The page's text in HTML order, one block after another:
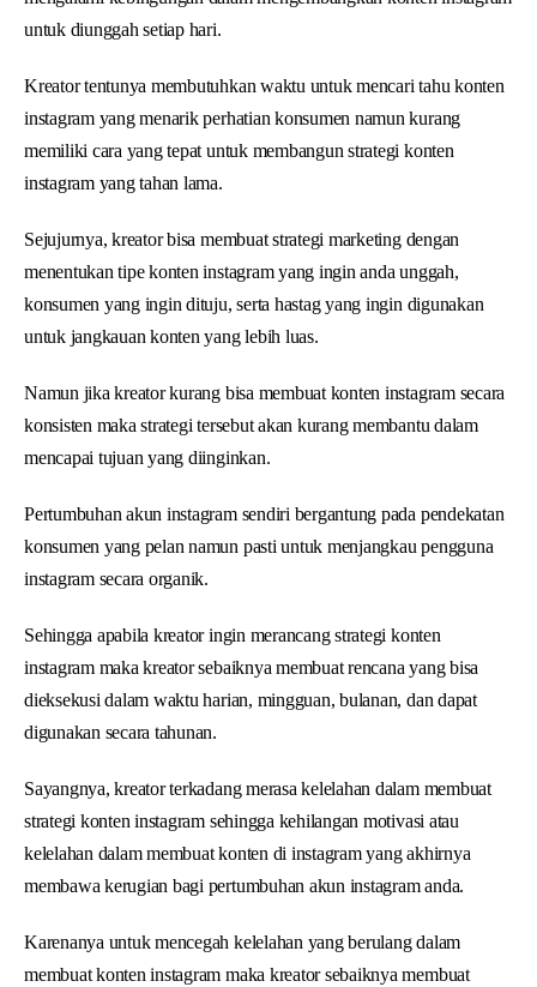
untuk diunggah setiap hari.
Kreator tentunya membutuhkan waktu untuk mencari tahu konten
instagram yang menarik perhatian konsumen namun kurang
memiliki cara yang tepat untuk membangun strategi konten
instagram yang tahan lama.
Sejujurnya, kreator bisa membuat strategi marketing dengan
menentukan tipe konten instagram yang ingin anda unggah,
konsumen yang ingin dituju, serta hastag yang ingin digunakan
untuk jangkauan konten yang lebih luas.
Namun jika kreator kurang bisa membuat konten instagram secara
konsisten maka strategi tersebut akan kurang membantu dalam
mencapai tujuan yang diinginkan.
Pertumbuhan akun instagram sendiri bergantung pada pendekatan
konsumen yang pelan namun pasti untuk menjangkau pengguna
instagram secara organik.
Sehingga apabila kreator ingin merancang strategi konten
instagram maka kreator sebaiknya membuat rencana yang bisa
dieksekusi dalam waktu harian, mingguan, bulanan, dan dapat
digunakan secara tahunan.
Sayangnya, kreator terkadang merasa kelelahan dalam membuat
strategi konten instagram sehingga kehilangan motivasi atau
kelelahan dalam membuat konten di instagram yang akhirnya
membawa kerugian bagi pertumbuhan akun instagram anda.
Karenanya untuk mencegah kelelahan yang berulang dalam
membuat konten instagram maka kreator sebaiknya membuat